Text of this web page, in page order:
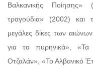
Βαλκανικής
τραγούδια» (2002) και
μεγάλες δίκες των
για τα πυρηνικά», «Τα
Οτζαλάν», «Το Αλβανικό